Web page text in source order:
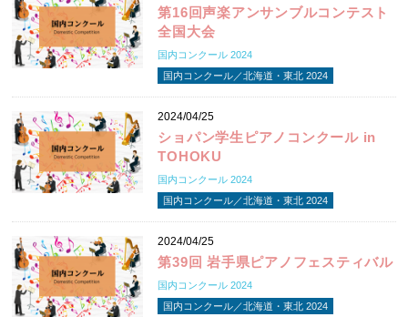
第16回声楽アンサンブルコンテスト
全国大会
国内コンクール 2024
国内コンクール／北海道・東北 2024
2024/04/25
ショパン学生ピアノコンクール in
TOHOKU
国内コンクール 2024
国内コンクール／北海道・東北 2024
2024/04/25
第39回 岩手県ピアノフェスティバル
国内コンクール 2024
国内コンクール／北海道・東北 2024